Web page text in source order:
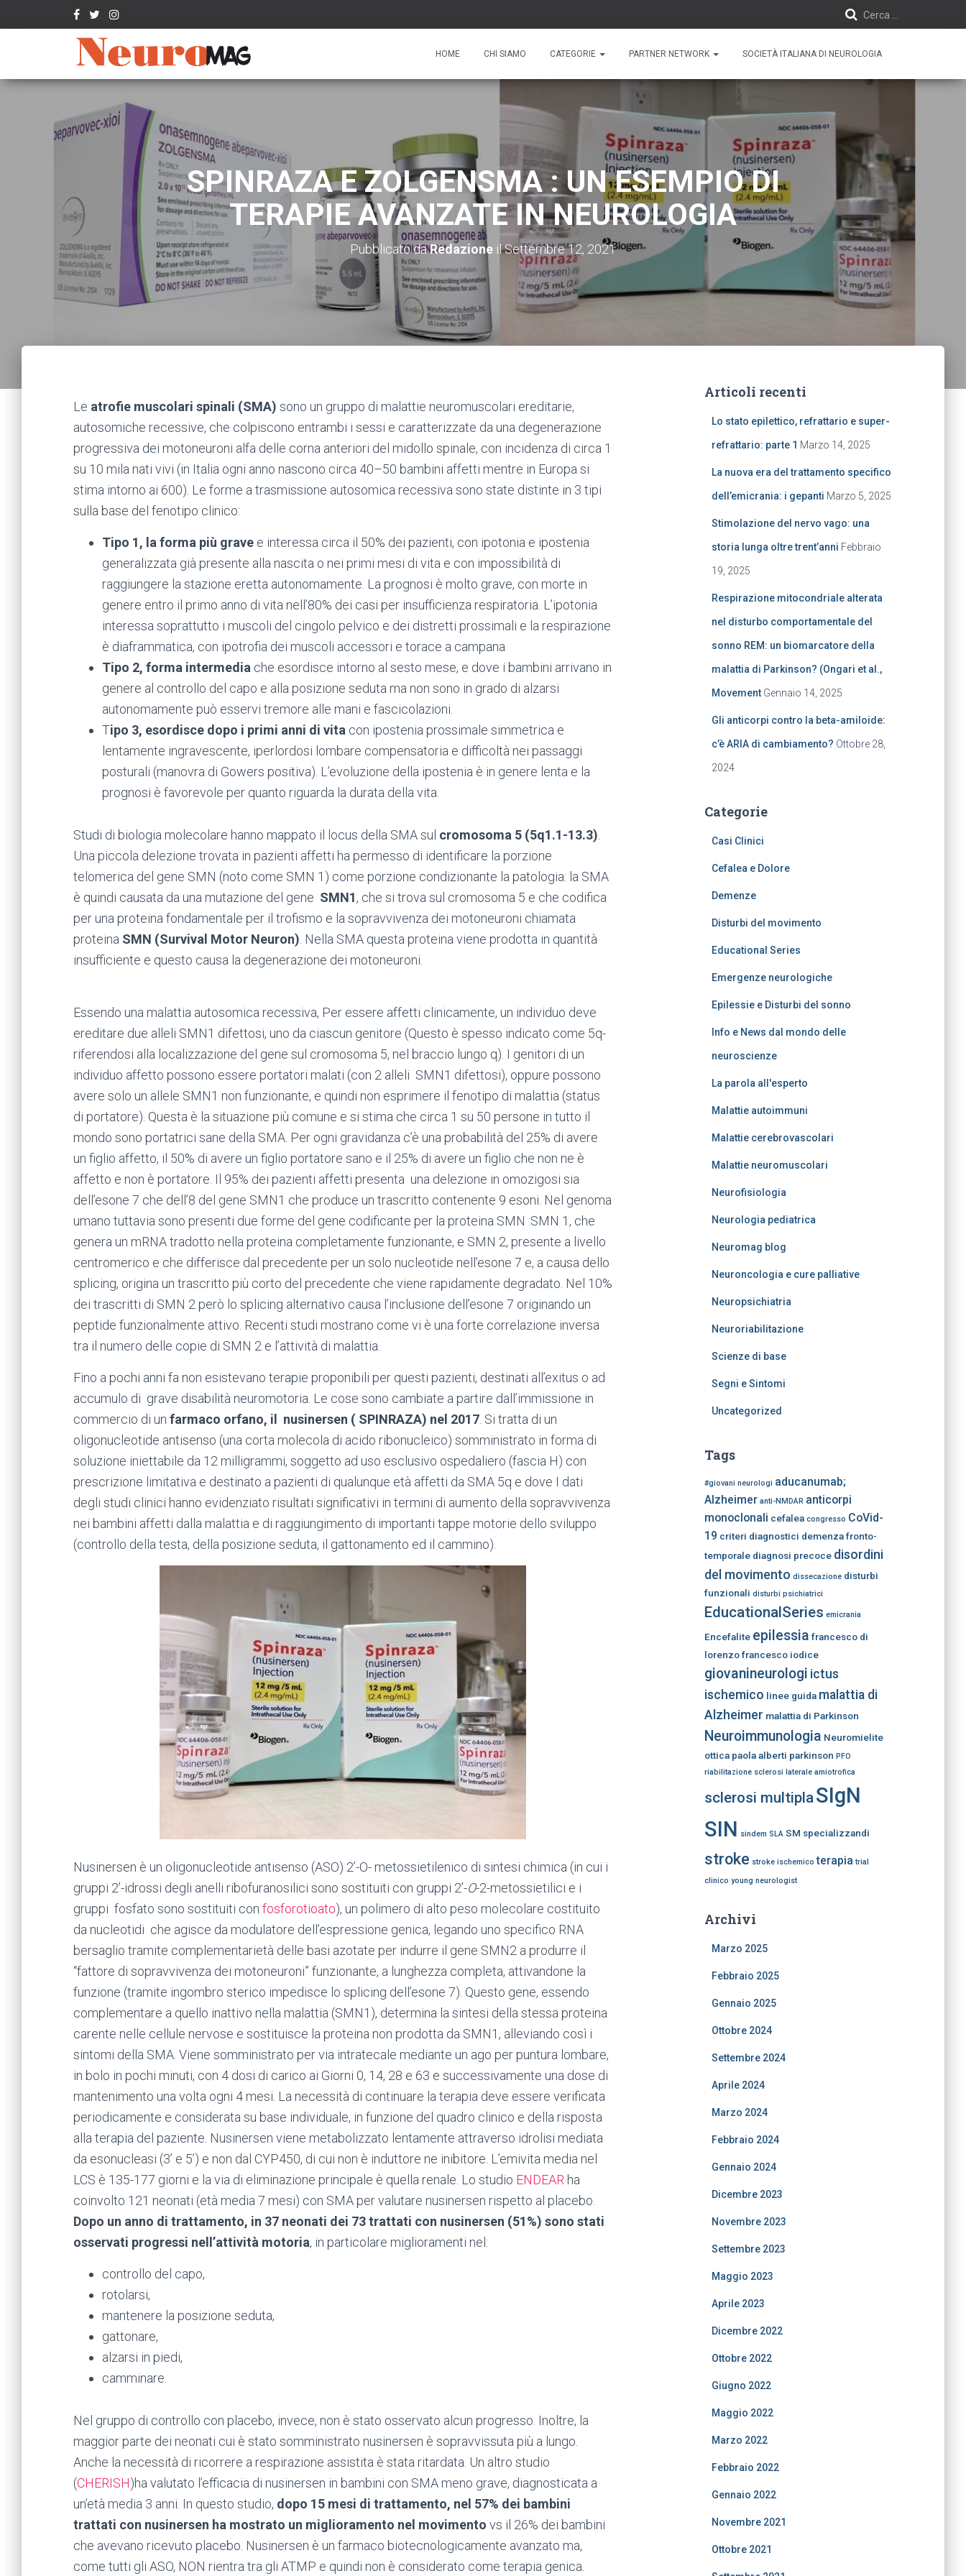
c
a
e
Cerca …
HOME CHI SIAMO CATEGORIE PARTNER NETWORK SOCIETÀ ITALIANA DI NEUROLOGIA
SPINRAZA E ZOLGENSMA : UN ESEMPIO DI
TERAPIE AVANZATE IN NEUROLOGIA
Pubblicato daRedazione ilSettembre 12, 2021
Le atrofie muscolari spinali (SMA) sono un gruppo di malattie neuromuscolari ereditarie,
autosomiche recessive, che colpiscono entrambi i sessi e caratterizzate da una degenerazione
progressiva dei motoneuroni alfa delle corna anteriori del midollo spinale, con incidenza di circa 1
su 10 mila nati vivi (in Italia ogni anno nascono circa 40–50 bambini affetti mentre in Europa si
stima intorno ai 600). Le forme a trasmissione autosomica recessiva sono state distinte in 3 tipi
sulla base del fenotipo clinico:
Tipo 1, la forma più grave e interessa circa il 50% dei pazienti, con ipotonia e ipostenia
generalizzata già presente alla nascita o nei primi mesi di vita e con impossibilità di
raggiungere la stazione eretta autonomamente. La prognosi è molto grave, con morte in
genere entro il primo anno di vita nell’80% dei casi per insufficienza respiratoria. L’ipotonia
interessa soprattutto i muscoli del cingolo pelvico e dei distretti prossimali e la respirazione
è diaframmatica, con ipotrofia dei muscoli accessori e torace a campana
Tipo 2, forma intermedia che esordisce intorno al sesto mese, e dove i bambini arrivano in
genere al controllo del capo e alla posizione seduta ma non sono in grado di alzarsi
autonomamente può esservi tremore alle mani e fascicolazioni.
Tipo 3, esordisce dopo i primi anni di vita con ipostenia prossimale simmetrica e
lentamente ingravescente, iperlordosi lombare compensatoria e difficoltà nei passaggi
posturali (manovra di Gowers positiva). L’evoluzione della ipostenia è in genere lenta e la
prognosi è favorevole per quanto riguarda la durata della vita.
Studi di biologia molecolare hanno mappato il locus della SMA sul cromosoma 5 (5q1.1-13.3)
Una piccola delezione trovata in pazienti affetti ha permesso di identificare la porzione
telomerica del gene SMN (noto come SMN 1) come porzione condizionante la patologia: la SMA
è quindi causata da una mutazione del gene SMN1, che si trova sul cromosoma 5 e che codifica
per una proteina fondamentale per il trofismo e la sopravvivenza dei motoneuroni chiamata
proteina SMN (Survival Motor Neuron) . Nella SMA questa proteina viene prodotta in quantità
insufficiente e questo causa la degenerazione dei motoneuroni.
Essendo una malattia autosomica recessiva, Per essere affetti clinicamente, un individuo deve
ereditare due alleli SMN1 difettosi, uno da ciascun genitore (Questo è spesso indicato come 5q-
riferendosi alla localizzazione del gene sul cromosoma 5, nel braccio lungo q). I genitori di un
individuo affetto possono essere portatori malati (con 2 alleli SMN1 difettosi), oppure possono
avere solo un allele SMN1 non funzionante, e quindi non esprimere il fenotipo di malattia (status
di portatore). Questa è la situazione più comune e si stima che circa 1 su 50 persone in tutto il
mondo sono portatrici sane della SMA. Per ogni gravidanza c’è una probabilità del 25% di avere
un figlio affetto, il 50% di avere un figlio portatore sano e il 25% di avere un figlio che non ne è
affetto e non è portatore. Il 95% dei pazienti affetti presenta una delezione in omozigosi sia
dell’esone 7 che dell’8 del gene SMN1 che produce un trascritto contenente 9 esoni. Nel genoma
umano tuttavia sono presenti due forme del gene codificante per la proteina SMN :SMN 1, che
genera un mRNA tradotto nella proteina completamente funzionante, e SMN 2, presente a livello
centromerico e che differisce dal precedente per un solo nucleotide nell’esone 7 e, a causa dello
splicing, origina un trascritto più corto del precedente che viene rapidamente degradato. Nel 10%
dei trascritti di SMN 2 però lo splicing alternativo causa l’inclusione dell’esone 7 originando un
peptide funzionalmente attivo. Recenti studi mostrano come vi è una forte correlazione inversa
tra il numero delle copie di SMN 2 e l’attività di malattia.
Fino a pochi anni fa non esistevano terapie proponibili per questi pazienti, destinati all’exitus o ad
accumulo di grave disabilità neuromotoria. Le cose sono cambiate a partire dall’immissione in
commercio di un farmaco orfano, il nusinersen ( SPINRAZA) nel 2017 . Si tratta di un
oligonucleotide antisenso (una corta molecola di acido ribonucleico) somministrato in forma di
soluzione iniettabile da 12 milligrammi, soggetto ad uso esclusivo ospedaliero (fascia H) con
prescrizione limitativa e destinato a pazienti di qualunque età affetti da SMA 5q e dove I dati
degli studi clinici hanno evidenziato risultati significativi in termini di aumento della sopravvivenza
nei bambini affetti dalla malattia e di raggiungimento di importanti tappe motorie dello sviluppo
(controllo della testa, della posizione seduta, il gattonamento ed il cammino).
Nusinersen è un oligonucleotide antisenso (ASO) 2’-O- metossietilenico di sintesi chimica (in cui i
gruppi 2’-idrossi degli anelli ribofuranosilici sono sostituiti con gruppi 2’-O-2-metossietilici e i
gruppi fosfato sono sostituiti con fosforotioato), un polimero di alto peso molecolare costituito
da nucleotidi che agisce da modulatore dell’espressione genica, legando uno specifico RNA
bersaglio tramite complementarietà delle basi azotate per indurre il gene SMN2 a produrre il
“fattore di sopravvivenza dei motoneuroni” funzionante, a lunghezza completa, attivandone la
funzione (tramite ingombro sterico impedisce lo splicing dell’esone 7). Questo gene, essendo
complementare a quello inattivo nella malattia (SMN1), determina la sintesi della stessa proteina
carente nelle cellule nervose e sostituisce la proteina non prodotta da SMN1, alleviando così i
sintomi della SMA. Viene somministrato per via intratecale mediante un ago per puntura lombare,
in bolo in pochi minuti, con 4 dosi di carico ai Giorni 0, 14, 28 e 63 e successivamente una dose di
mantenimento una volta ogni 4 mesi. La necessità di continuare la terapia deve essere verificata
periodicamente e considerata su base individuale, in funzione del quadro clinico e della risposta
alla terapia del paziente. Nusinersen viene metabolizzato lentamente attraverso idrolisi mediata
da esonucleasi (3’ e 5’) e non dal CYP450, di cui non è induttore ne inibitore. L’emivita media nel
LCS è 135-177 giorni e la via di eliminazione principale è quella renale. Lo studio ENDEAR ha
coinvolto 121 neonati (età media 7 mesi) con SMA per valutare nusinersen rispetto al placebo.
Dopo un anno di trattamento, in 37 neonati dei 73 trattati con nusinersen (51%) sono stati
osservati progressi nell’attività motoria, in particolare miglioramenti nel:
controllo del capo,
rotolarsi,
mantenere la posizione seduta,
gattonare,
alzarsi in piedi,
camminare.
Nel gruppo di controllo con placebo, invece, non è stato osservato alcun progresso. Inoltre, la
maggior parte dei neonati cui è stato somministrato nusinersen è sopravvissuta più a lungo.
Anche la necessità di ricorrere a respirazione assistita è stata ritardata. Un altro studio
(CHERISH)ha valutato l’efficacia di nusinersen in bambini con SMA meno grave, diagnosticata a
un’età media 3 anni. In questo studio, dopo 15 mesi di trattamento, nel 57% dei bambini
trattati con nusinersen ha mostrato un miglioramento nel movimento vs il 26% dei bambini
che avevano ricevuto placebo. Nusinersen è un farmaco biotecnologicamente avanzato ma,
come tutti gli ASO, NON rientra tra gli ATMP e quindi non è considerato come terapia genica.
Articoli recenti
Lo stato epilettico, refrattario e super-
refrattario: parte 1 Marzo 14, 2025
La nuova era del trattamento specifico
dell’emicrania: i gepanti Marzo 5, 2025
Stimolazione del nervo vago: una
storia lunga oltre trent’anni Febbraio
19, 2025
Respirazione mitocondriale alterata
nel disturbo comportamentale del
sonno REM: un biomarcatore della
malattia di Parkinson? (Ongari et al.,
Movement Gennaio 14, 2025
Gli anticorpi contro la beta-amiloide:
c’è ARIA di cambiamento? Ottobre 28,
2024
Categorie
Casi Clinici
Cefalea e Dolore
Demenze
Disturbi del movimento
Educational Series
Emergenze neurologiche
Epilessie e Disturbi del sonno
Info e News dal mondo delle
neuroscienze
La parola all'esperto
Malattie autoimmuni
Malattie cerebrovascolari
Malattie neuromuscolari
Neurofisiologia
Neurologia pediatrica
Neuromag blog
Neuroncologia e cure palliative
Neuropsichiatria
Neuroriabilitazione
Scienze di base
Segni e Sintomi
Uncategorized
Tags
#giovani neurologi aducanumab;
Alzheimer anti-NMDAR anticorpi
monoclonali cefalea congresso CoVid-
19 criteri diagnostici demenza fronto-
temporale diagnosi precoce disordini
del movimento dissecazione disturbi
funzionali disturbi psichiatrici
EducationalSeries emicrania
Encefalite epilessia francesco di
lorenzo francesco iodice
giovanineurologi ictus
ischemico linee guida malattia di
Alzheimer malattia di Parkinson
Neuroimmunologia Neuromielite
ottica paola alberti parkinson PFO
riabilitazione sclerosi laterale amiotrofica
sclerosi multiplaSIgN
SIN sindem SLA SM specializzandi
stroke stroke ischemico terapia trial
clinico young neurologist
Archivi
Marzo 2025
Febbraio 2025
Gennaio 2025
Ottobre 2024
Settembre 2024
Aprile 2024
Marzo 2024
Febbraio 2024
Gennaio 2024
Dicembre 2023
Novembre 2023
Settembre 2023
Maggio 2023
Aprile 2023
Dicembre 2022
Ottobre 2022
Giugno 2022
Maggio 2022
Marzo 2022
Febbraio 2022
Gennaio 2022
Novembre 2021
Ottobre 2021